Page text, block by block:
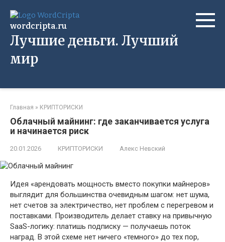
контенту
wordcripta.ru
Лучшие деньги. Лучший
мир
Главная » КРИПТОРИСКИ
Облачный майнинг: где заканчивается услуга
и начинается риск
20.01.2026 КРИПТОРИСКИ Алекс Невский
Идея «арендовать мощность вместо покупки майнеров»
выглядит для большинства очевидным шагом: нет шума,
нет счетов за электричество, нет проблем с перегревом и
поставками. Производитель делает ставку на привычную
SaaS-логику: платишь подписку — получаешь поток
наград. В этой схеме нет ничего «темного» до тех пор,